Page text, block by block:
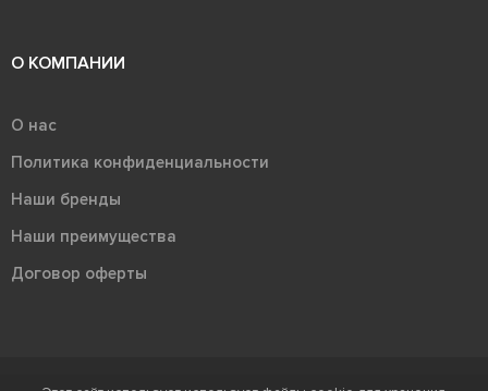
О КОМПАНИИ
О нас
Политика конфиденциальности
Наши бренды
Наши преимущества
Договор оферты